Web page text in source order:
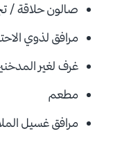
صالون حلاقة /
مرافق لذوي
غرف لغير
مطعم
مرافق غسيل